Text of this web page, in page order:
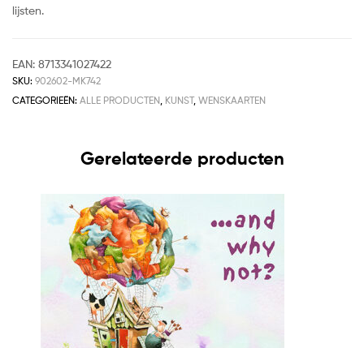
lijsten.
EAN: 8713341027422
SKU: 902602-MK742
CATEGORIEËN: ALLE PRODUCTEN KUNST, WENSKAARTEN
Gerelateerde producten